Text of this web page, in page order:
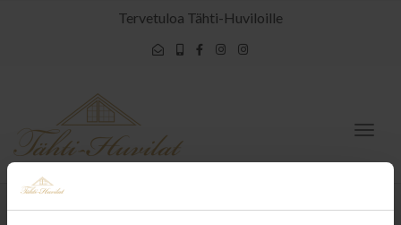
Tervetuloa Tähti-Huviloille